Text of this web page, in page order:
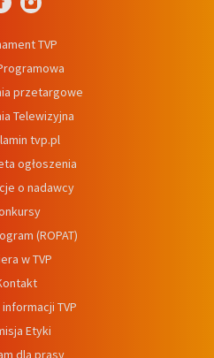
TVP
przetargowe
Telewizyjna
tvp.pl
ogłoszenia
o nadawcy
(ROPAT)
w TVP
TVP
Etyki
dla prasy